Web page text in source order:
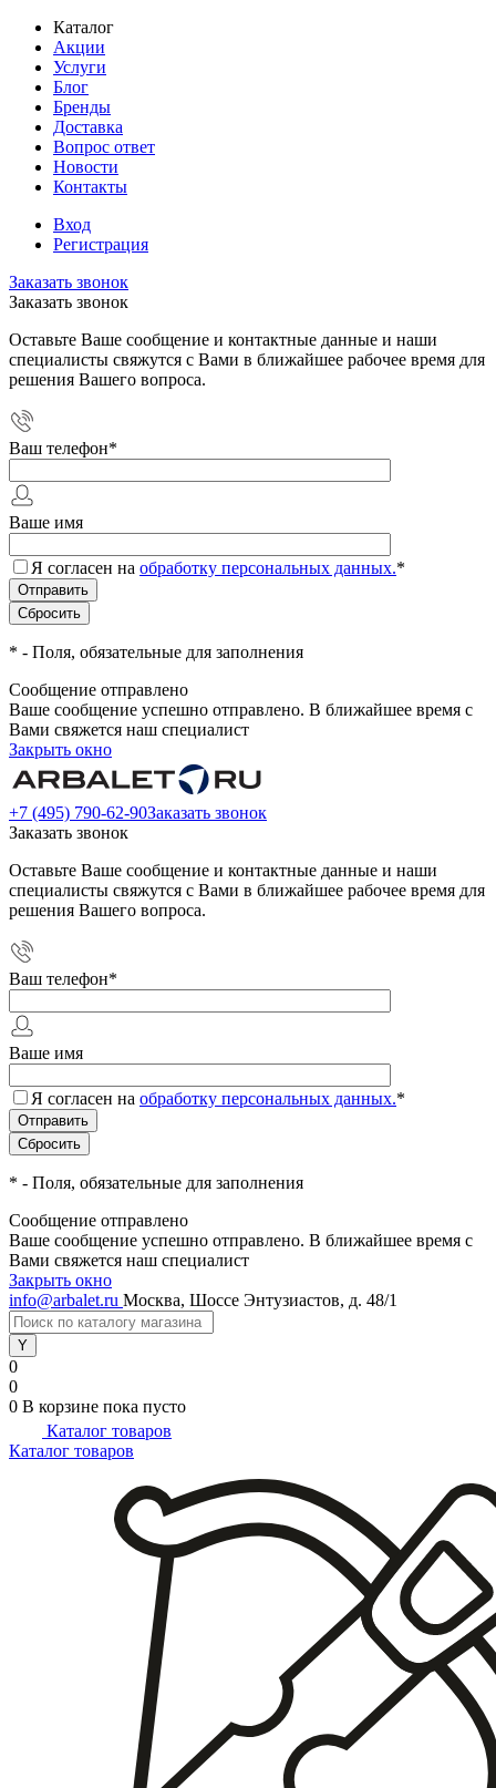
Каталог
Акции
Услуги
Блог
Бренды
Доставка
Вопрос ответ
Новости
Контакты
Вход
Регистрация
Заказать звонок
Заказать звонок
Оставьте Ваше сообщение и контактные данные и наши
специалисты свяжутся с Вами в ближайшее рабочее время для
решения Вашего вопроса.
Ваш телефон*
Ваше имя
Я согласен на обработку персональных данных.*
* - Поля, обязательные для заполнения
Сообщение отправлено
Ваше сообщение успешно отправлено. В ближайшее время с
Вами свяжется наш специалист
Закрыть окно
+7 (495) 790-62-90Заказать звонок
Заказать звонок
Оставьте Ваше сообщение и контактные данные и наши
специалисты свяжутся с Вами в ближайшее рабочее время для
решения Вашего вопроса.
Ваш телефон*
Ваше имя
Я согласен на обработку персональных данных.*
* - Поля, обязательные для заполнения
Сообщение отправлено
Ваше сообщение успешно отправлено. В ближайшее время с
Вами свяжется наш специалист
Закрыть окно
info@arbalet.ru Москва, Шоссе Энтузиастов, д. 48/1
0
0
0 В корзине пока пусто
Каталог товаров
Каталог товаров